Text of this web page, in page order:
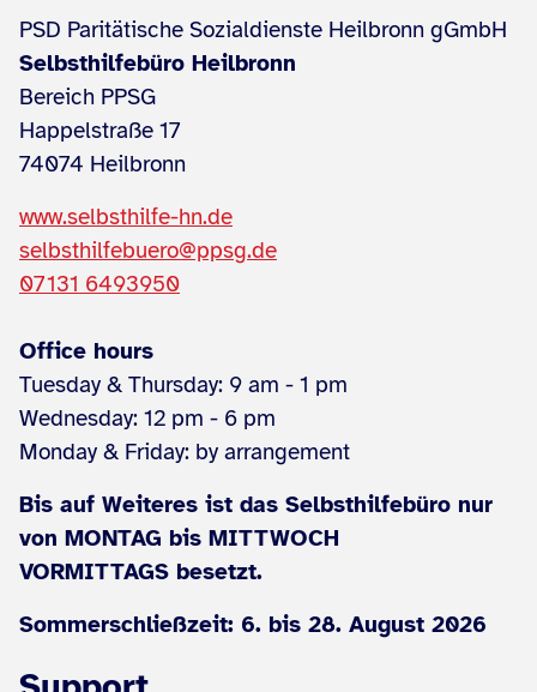
PSD Paritätische Sozialdienste Heilbronn gGmbH
Selbsthilfebüro Heilbronn
Bereich PPSG
Happelstraße 17
74074 Heilbronn
www.selbsthilfe-hn.de
selbsthilfebuero@ppsg.de
07131 6493950
Office hours
Tuesday & Thursday: 9 am - 1 pm
Wednesday: 12 pm - 6 pm
Monday & Friday: by arrangement
Bis auf Weiteres ist das Selbsthilfebüro nur
von MONTAG bis MITTWOCH
VORMITTAGS besetzt.
Sommerschließzeit: 6. bis 28. August 2026